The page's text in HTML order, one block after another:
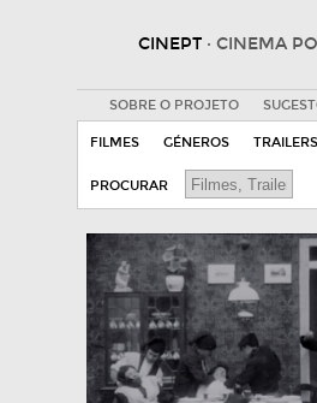
CINEPT · CINEMA
SOBRE O PROJETO
FILMES GÉNEROS
PROCURAR